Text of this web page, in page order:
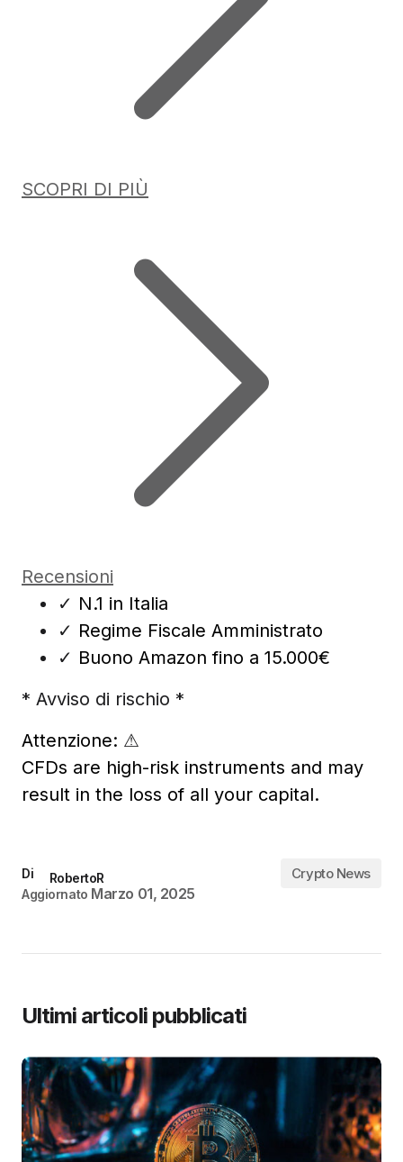
SCOPRI DI PIÙ
Recensioni
✓ N.1 in Italia
✓ Regime Fiscale Amministrato
✓ Buono Amazon fino a 15.000€
* Avviso di rischio *
Attenzione: ⚠
CFDs are high-risk instruments and may
result in the loss of all your capital.
Di
RobertoR
Aggiornato Marzo 01, 2025
Crypto News
Ultimi articoli pubblicati